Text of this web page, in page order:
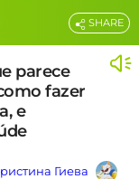
parece
fazer
e
Гиева
SHARE